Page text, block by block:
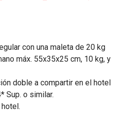
con una maleta de 20 kg
máx. 55x35x25 cm, 10 kg, y
doble a compartir en el hotel
Sup. o similar.